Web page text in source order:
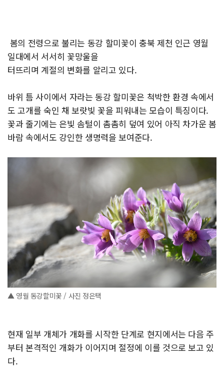
봄의 전령으로 불리는 동강 할미꽃이 충북 제천 인근 영월
일대에서 서서히 꽃망울을
터뜨리며 계절의 변화를 알리고 있다.
바위 틈 사이에서 자라는 동강 할미꽃은 척박한 환경 속에서
도 고개를 숙인 채 보랏빛 꽃을 피워내는 모습이 특징이다.
꽃과 줄기에는 은빛 솜털이 촘촘히 덮여 있어 아직 차가운 봄
바람 속에서도 강인한 생명력을 보여준다.
▲ 영월 동강할미꽃 / 사진 정은택
현재 일부 개체가 개화를 시작한 단계로 현지에서는 다음 주
부터 본격적인 개화가 이어지며 절정에 이를 것으로 보고 있
다.